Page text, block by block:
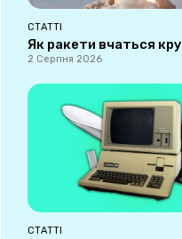
СТАТТІ
Як ракети вчаться
2 Серпня 2026
СТАТТІ